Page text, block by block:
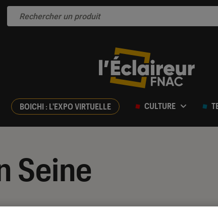
BOICHI : L'EXPO VIRTUELLE CULTURE
Seine